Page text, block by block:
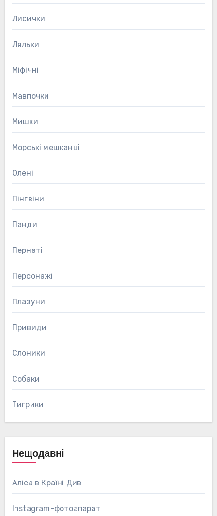
Лисички
Ляльки
Міфічні
Мавпочки
Мишки
Морські мешканці
Олені
Пінгвіни
Панди
Пернаті
Персонажі
Плазуни
Привиди
Слоники
Собаки
Тигрики
Нещодавні
Аліса в Країні Див
Instagram-фотоапарат